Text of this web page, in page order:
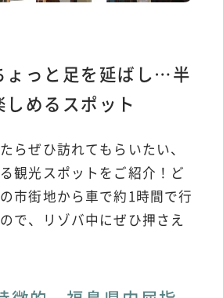
ょっと足を延ばし…半
しめるスポット
らぜひ訪れてもらいたい、
観光スポットをご紹介！ど
市街地から車で約1時間で行
で、リゾバ中にぜひ押さえ